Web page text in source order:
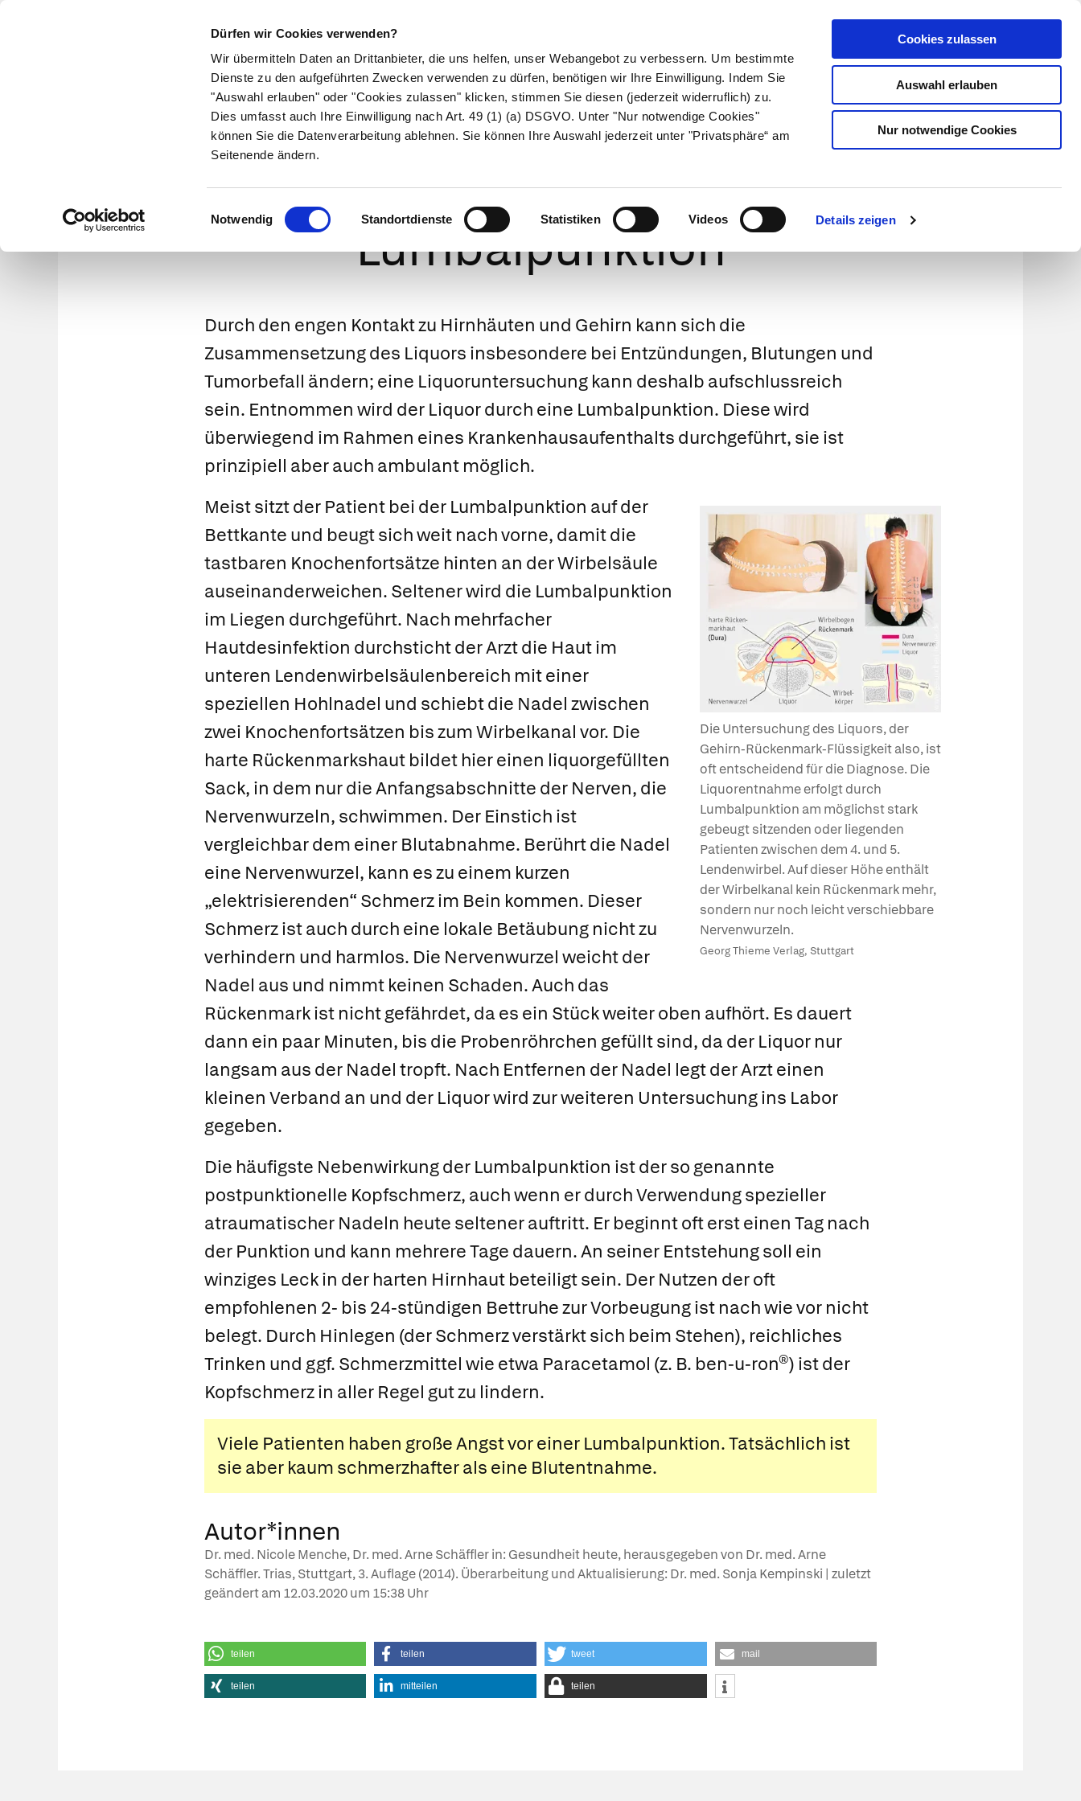
Dürfen wir Cookies verwenden?
Wir übermitteln Daten an Drittanbieter, die uns helfen, unser Webangebot zu verbessern. Um bestimmte
Dienste zu den aufgeführten Zwecken verwenden zu dürfen, benötigen wir Ihre Einwilligung. Indem Sie
"Auswahl erlauben" oder "Cookies zulassen" klicken, stimmen Sie diesen (jederzeit widerruflich) zu.
Dies umfasst auch Ihre Einwilligung nach Art. 49 (1) (a) DSGVO. Unter "Nur notwendige Cookies"
können Sie die Datenverarbeitung ablehnen. Sie können Ihre Auswahl jederzeit unter "Privatsphäre“ am
Seitenende ändern.
Einwilligungsauswahl
Notwendig Standortdienste Statistiken Videos Details zeigen
Cookies zulassen
Auswahl erlauben
Nur notwendige Cookies
Kundenlogin
Suche
Symptome Therapie Medikamente Naturheilkunde Eltern & Kind Gesund leben Über uns
Liquoruntersuchung und
Lumbalpunktion
Durch den engen Kontakt zu Hirnhäuten und Gehirn kann sich die
Zusammensetzung des Liquors insbesondere bei Entzündungen, Blutungen und
Tumorbefall ändern; eine Liquoruntersuchungkann deshalb aufschlussreich
sein. Entnommen wird der Liquor durch eine Lumbalpunktion. Diese wird
überwiegend im Rahmen eines Krankenhausaufenthalts durchgeführt, sie ist
prinzipiell aber auch ambulant möglich.
Die Untersuchung des Liquors, der
Gehirn-Rückenmark-Flüssigkeit also, ist
oft entscheidend für die Diagnose. Die
Liquorentnahme erfolgt durch
Lumbalpunktion am möglichst stark
gebeugt sitzenden oder liegenden
Patienten zwischen dem 4. und 5.
Lendenwirbel. Auf dieser Höhe enthält
der Wirbelkanal kein Rückenmark mehr,
sondern nur noch leicht verschiebbare
Nervenwurzeln.
Georg Thieme Verlag, Stuttgart
Meist sitzt der Patient bei der Lumbalpunktion auf der
Bettkante und beugt sich weit nach vorne, damit die
tastbaren Knochenfortsätze hinten an der Wirbelsäule
auseinanderweichen. Seltener wird die Lumbalpunktion
im Liegen durchgeführt. Nach mehrfacher
Hautdesinfektion durchsticht der Arzt die Haut im
unteren Lendenwirbelsäulenbereich mit einer
speziellen Hohlnadel und schiebt die Nadel zwischen
zwei Knochenfortsätzen bis zum Wirbelkanal vor. Die
harte Rückenmarkshaut bildet hier einen liquorgefüllten
Sack, in dem nur die Anfangsabschnitte der Nerven, die
Nervenwurzeln, schwimmen. Der Einstich ist
vergleichbar dem einer Blutabnahme. Berührt die Nadel
eine Nervenwurzel, kann es zu einem kurzen
„elektrisierenden“ Schmerz im Bein kommen. Dieser
Schmerz ist auch durch eine lokale Betäubung nicht zu
verhindern und harmlos. Die Nervenwurzel weicht der
Nadel aus und nimmt keinen Schaden. Auch das
Rückenmark ist nicht gefährdet, da es ein Stück weiter oben aufhört. Es dauert
dann ein paar Minuten, bis die Probenröhrchen gefüllt sind, da der Liquor nur
langsam aus der Nadel tropft. Nach Entfernen der Nadel legt der Arzt einen
kleinen Verband an und der Liquor wird zur weiteren Untersuchung ins Labor
gegeben.
Die häufigste Nebenwirkung der Lumbalpunktion ist der so genannte
postpunktionelle Kopfschmerz, auch wenn er durch Verwendung spezieller
atraumatischer Nadeln heute seltener auftritt. Er beginnt oft erst einen Tag nach
der Punktion und kann mehrere Tage dauern. An seiner Entstehung soll ein
winziges Leck in der harten Hirnhaut beteiligt sein. Der Nutzen der oft
empfohlenen 2- bis 24-stündigen Bettruhe zur Vorbeugung ist nach wie vor nicht
belegt. Durch Hinlegen (der Schmerz verstärkt sich beim Stehen), reichliches
Trinken und ggf. Schmerzmittel wie etwa Paracetamol (z. B. ben-u-ron®) ist der
Kopfschmerz in aller Regel gut zu lindern.
Viele Patienten haben große Angst vor einer Lumbalpunktion. Tatsächlich ist
sie aber kaum schmerzhafter als eine Blutentnahme.
Autor*innen
Dr. med. Nicole Menche, Dr. med. Arne Schäffler in: Gesundheit heute, herausgegeben von Dr. med. Arne
Schäffler. Trias, Stuttgart, 3. Auflage (2014). Überarbeitung und Aktualisierung: Dr. med. Sonja Kempinski | zuletzt
geändert am 12.03.2020um 15:38 Uhr
teilen teilen tweet mail
teilen mitteilen teilen